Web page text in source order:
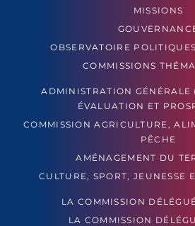
MISSIONS
OBSERVATOIRE
COMMISSIONS
ADMINISTRATION GÉNÉRALE
ÉVALUATION ET
COMMISSION AGRICULTURE,
PÊCHE
AMÉNAGEMENT DU
CULTURE, SPORT, JEUNESSE
LA COMMISSION
LA COMMISSION